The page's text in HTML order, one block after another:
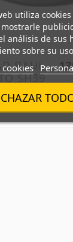
utiliza
análisis de sus
sobre su
BAUL
SH39